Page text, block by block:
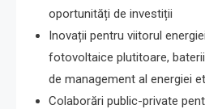
oportunități de investiții
Inovații pentru viitorul
fotovoltaice plutitoare,
de management al energiei
Colaborări public-private